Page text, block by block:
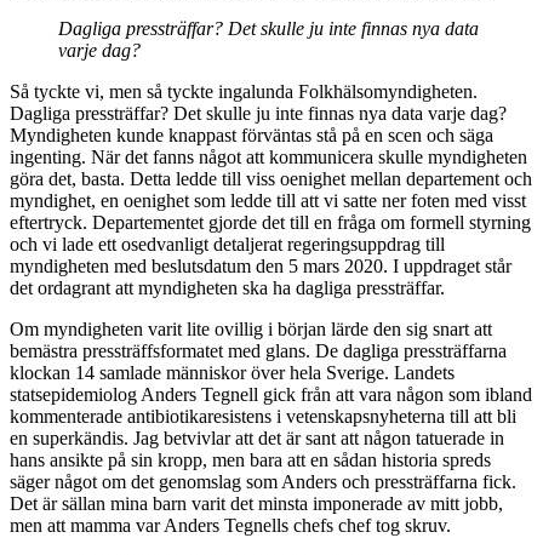
Dagliga pressträffar? Det skulle ju inte finnas nya data
varje dag?
Så tyckte vi, men så tyckte ingalunda Folkhälsomyndigheten.
Dagliga pressträffar? Det skulle ju inte finnas nya data varje dag?
Myndigheten kunde knappast förväntas stå på en scen och säga
ingenting. När det fanns något att kommunicera skulle myndigheten
göra det, basta. Detta ledde till viss oenighet mellan departement och
myndighet, en oenighet som ledde till att vi satte ner foten med visst
eftertryck. Departementet gjorde det till en fråga om formell styrning
och vi lade ett osedvanligt detaljerat regeringsuppdrag till
myndigheten med beslutsdatum den 5 mars 2020. I uppdraget står
det ordagrant att myndigheten ska ha dagliga pressträffar.
Om myndigheten varit lite ovillig i början lärde den sig snart att
bemästra pressträffsformatet med glans. De dagliga pressträffarna
klockan 14 samlade människor över hela Sverige. Landets
statsepidemiolog Anders Tegnell gick från att vara någon som ibland
kommenterade antibiotikaresistens i vetenskapsnyheterna till att bli
en superkändis. Jag betvivlar att det är sant att någon tatuerade in
hans ansikte på sin kropp, men bara att en sådan historia spreds
säger något om det genomslag som Anders och pressträffarna fick.
Det är sällan mina barn varit det minsta imponerade av mitt jobb,
men att mamma var Anders Tegnells chefs chef tog skruv.